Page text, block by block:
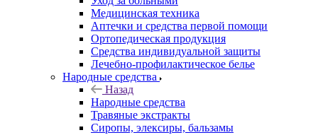
Медицинская техника
Аптечки и средства первой помощи
Ортопедическая продукция
Средства индивидуальной защиты
Лечебно-профилактическое белье
Народные средства
Назад
Народные средства
Травяные экстракты
Сиропы, элексиры, бальзамы